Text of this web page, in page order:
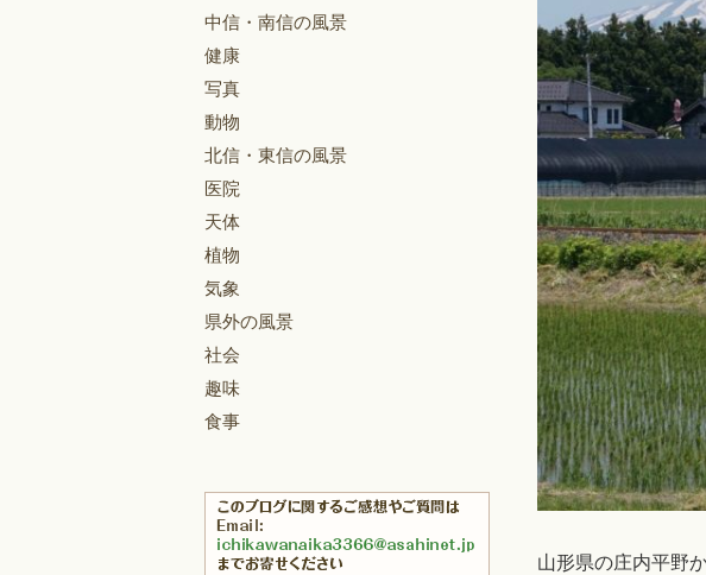
山形県の庄内平野
中信・南信の風景
健康
写真
動物
北信・東信の風景
医院
天体
植物
気象
県外の風景
社会
趣味
食事